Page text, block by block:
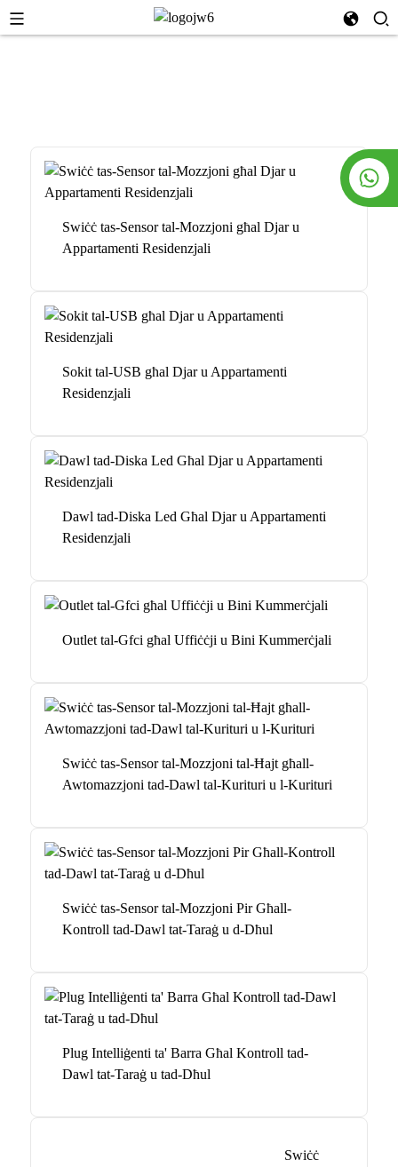
Swiċċ tas-Sensor tal-Mozzjoni għal Djar u
Appartamenti Residenzjali
Sokit tal-USB għal Djar u Appartamenti
Residenzjali
Dawl tad-Diska Led Għal Djar u Appartamenti
Residenzjali
Outlet tal-Gfci għal Uffiċċji u Bini Kummerċjali
Swiċċ tas-Sensor tal-Mozzjoni tal-Ħajt għall-
Awtomazzjoni tad-Dawl tal-Kurituri u l-Kurituri
Swiċċ tas-Sensor tal-Mozzjoni Pir Għall-
Kontroll tad-Dawl tat-Taraġ u d-Dħul
Plug Intelliġenti ta' Barra Għal Kontroll tad-
Dawl tat-Taraġ u tad-Dħul
Swiċċ